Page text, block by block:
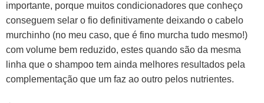
importante, porque muitos condicionadores que conheço
conseguem selar o fio definitivamente deixando o cabelo
murchinho (no meu caso, que é fino murcha tudo mesmo!)
com volume bem reduzido, estes quando são da mesma
linha que o shampoo tem ainda melhores resultados pela
complementação que um faz ao outro pelos nutrientes.